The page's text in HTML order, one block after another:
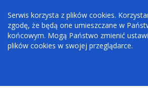
Serwis korzysta z plików cookies.
zgodę, że będą one umieszczane w
końcowym. Mogą Państwo zmienić
plików cookies w swojej przeglądarce.